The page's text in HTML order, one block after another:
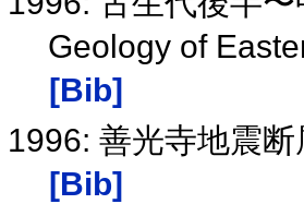
Geology of
[Bib]
1996: 善光寺地震
[Bib]